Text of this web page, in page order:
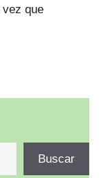
que
Buscar